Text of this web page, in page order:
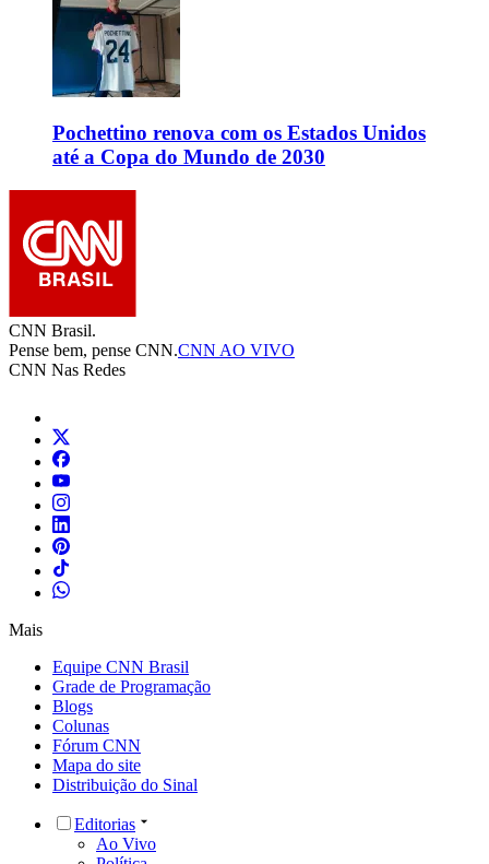
Pochettino renova com os Estados Unidos
até a Copa do Mundo de 2030
CNN Brasil.
Pense bem, pense CNN.CNN AO VIVO
CNN Nas Redes
Mais
Equipe CNN Brasil
Grade de Programação
Blogs
Colunas
Fórum CNN
Mapa do site
Distribuição do Sinal
Editorias
Ao Vivo